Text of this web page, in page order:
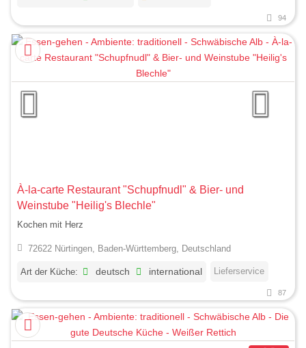
94
À-la-carte Restaurant "Schupfnudl" & Bier- und
Weinstube "Heilig's Blechle"
Kochen mit Herz
72622 Nürtingen, Baden-Württemberg, Deutschland
Art der Küche: deutsch international Lieferservice
87